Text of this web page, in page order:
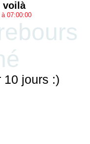
voilà
07:00:00
10 jours :)